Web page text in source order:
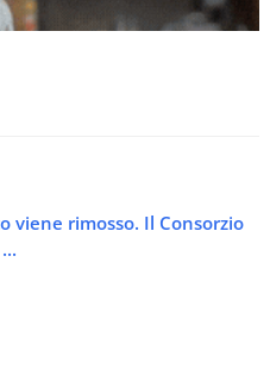
viene rimosso. Il Consorzio